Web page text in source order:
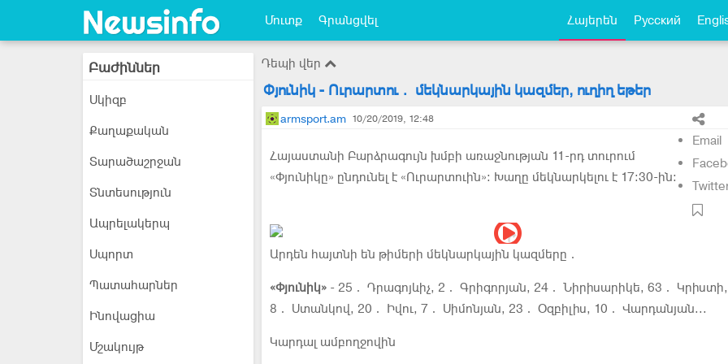
Մուտք Գրանցվել Հայերեն Русский
Բաժիններ
Սկիզբ
Քաղաքական
Տարածաշրջան
Տնտեսություն
Ապրելակերպ
Սպորտ
Պատահարներ
Ինովացիա
Մշակույթ
Դեպի վեր
Փյունիկ - Ուրարտու․ մեկնարկային կազմեր, ուղիղ եթեր
armsport.am 10/20/2019, 12:48
Email
Հայաստանի Բարձրագույն խմբի առաջնության 11-րդ տուրում
«Փյունիկը» ընդունել է «Ուրարտուին»։ Խաղը մեկնարկելու է 17։30-ին։
Արդեն հայտնի են թիմերի մեկնարկային կազմերը․
«Փյունիկ» - 25․ Դրագոյևիչ, 2․ Գրիգորյան, 24․ Նիրիսարիկե, 63․ Կրիստի,
8․ Ստանկով, 20․ Իվու, 7․ Սիմոնյան, 23․ Օզբիլիս, 10․ Վարդանյան...
Կարդալ ամբողջովին